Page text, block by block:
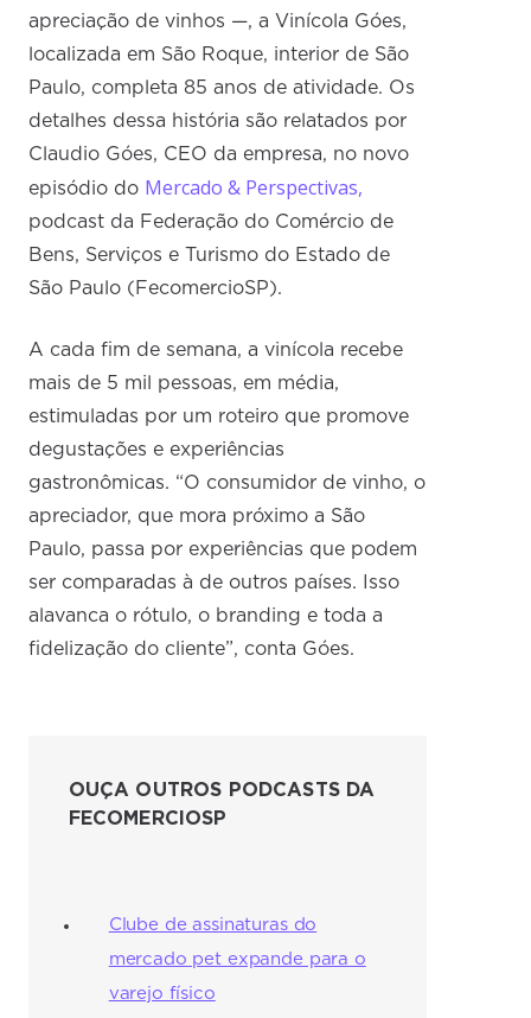
apreciação de vinhos —, a Vinícola Góes,
localizada em São Roque, interior de São
Paulo, completa 85 anos de atividade. Os
detalhes dessa história são relatados por
Claudio Góes, CEO da empresa, no novo
episódio do Mercado & Perspectivas,
podcast da Federação do Comércio de
Bens, Serviços e Turismo do Estado de
São Paulo (FecomercioSP).
A cada fim de semana, a vinícola recebe
mais de 5 mil pessoas, em média,
estimuladas por um roteiro que promove
degustações e experiências
gastronômicas. “O consumidor de vinho, o
apreciador, que mora próximo a São
Paulo, passa por experiências que podem
ser comparadas à de outros países. Isso
alavanca o rótulo, o branding e toda a
fidelização do cliente”, conta Góes.
OUÇA OUTROS PODCASTS DA
FECOMERCIOSP
Clube de assinaturas do
mercado pet expande para o
varejo físico